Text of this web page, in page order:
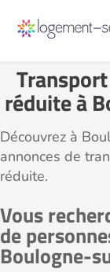
réduite à
Découvrez à
annonces de
réduite.
Vous
de
Boulogne-